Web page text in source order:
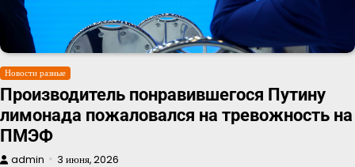
Новости разные
Производитель понравившегося Путину
лимонада пожаловался на тревожность на
ПМЭФ
admin 3 июня, 2026